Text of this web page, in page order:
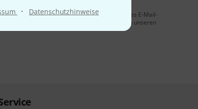
· Datenschutzhinweise
von E-Mail-Werbung und einer Messung des E-Mail-
möglich. Weitere Informationen finden Sie in unseren